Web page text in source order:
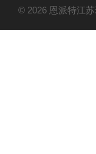
© 2026 恩派特江